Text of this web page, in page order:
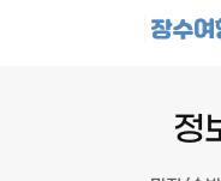
장수여
정